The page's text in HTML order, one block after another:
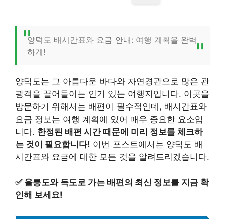
양덕도 배시간표와 요금 안내: 여행 계획을 완벽
하게!
양덕도는 그 아름다운 바다와 자연경관으로 많은 관
광객을 끌어들이는 인기 있는 여행지입니다. 이곳을
방문하기 위해서는 배편이 필수적인데, 배시간표와
요금 정보는 여행 계획에 있어 매우 중요한 요소입
니다. 한정된 배편 시간 때문에 미리 정보를 체크하
는 것이 필요합니다! 이번 포스트에서는 양덕도 배
시간표와 요금에 대한 모든 것을 알려드리겠습니다.
✅ 울릉도와 독도로 가는 배편의 최신 정보를 지금 확
인해 보세요!